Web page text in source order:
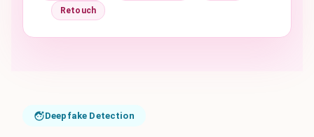
Retouch
Deepfake Detection